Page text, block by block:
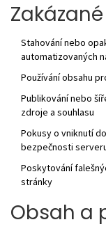
Stahování nebo
automatizovaných
Používání obsahu
Publikování nebo
zdroje a souhlasu
Pokusy o vniknutí
bezpečnosti
Poskytování
stránky
Obsah a